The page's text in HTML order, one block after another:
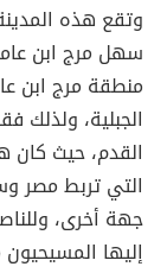
وتقع هذه
سهل مرج ابن
منطقة مرج ابن
الجبلية، ولذلك
القدم، حيث كان
التي تربط مصر
جهة أخرى،
إليها